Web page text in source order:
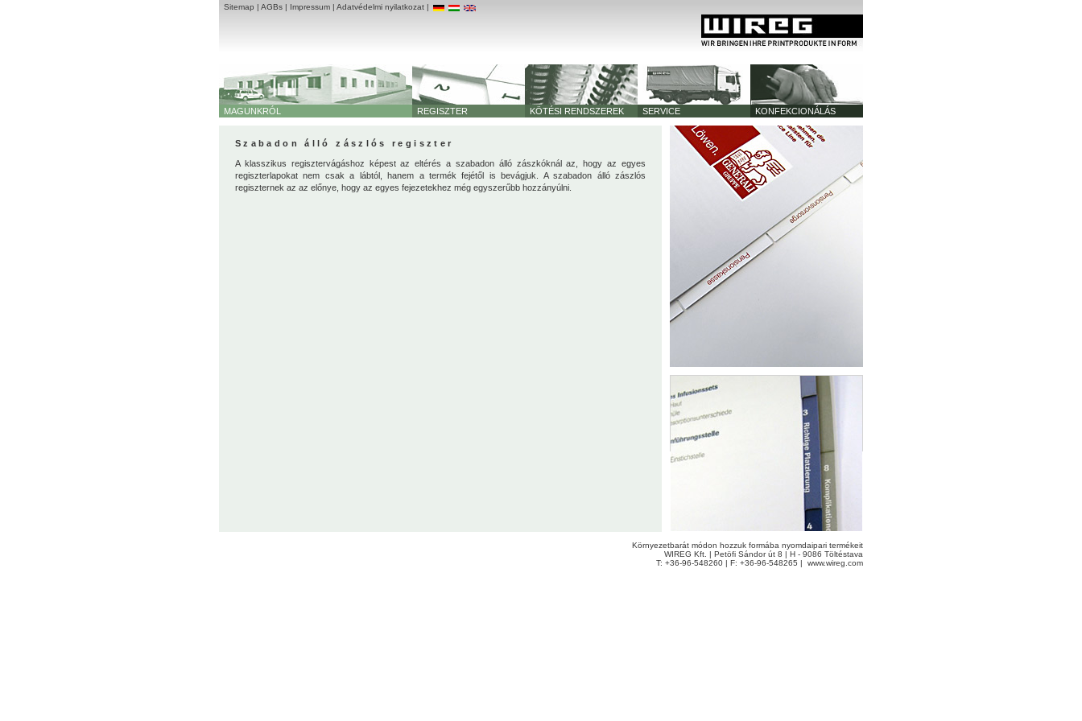
Sitemap | AGBs | Impressum | Adatvédelmi nyilatkozat |
MAGUNKRÓL REGISZTER KÖTÉSI RENDSZEREK SERVICE KONFEKCIONÁLÁS
Szabadon álló zászlós regiszter
A klasszikus regisztervágáshoz képest az eltérés a szabadon álló zászkóknál az, hogy az egyes
regiszterlapokat nem csak a lábtól, hanem a termék fejétől is bevágjuk. A szabadon álló zászlós
regiszternek az az előnye, hogy az egyes fejezetekhez még egyszerűbb hozzányúlni.
Környezetbarát módon hozzuk formába nyomdaipari termékeit
WIREG Kft. | Petöfi Sándor út 8 | H - 9086 Töltéstava
T: +36-96-548260 | F: +36-96-548265 | www.wireg.com